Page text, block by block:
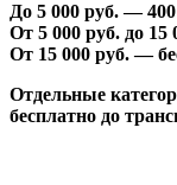
До 5 000 руб. —40
От 5 000 руб. до 15
От 15 000 руб. —
Отдельные
бесплатно до